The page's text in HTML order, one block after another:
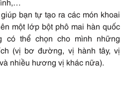
bạn tự tạo ra các món khoai
một lớp bột phô mai hàn quốc
có thể chọn cho mình những
(vị bơ đường, vị hành tây, vị
nhiều hương vị khác nữa).